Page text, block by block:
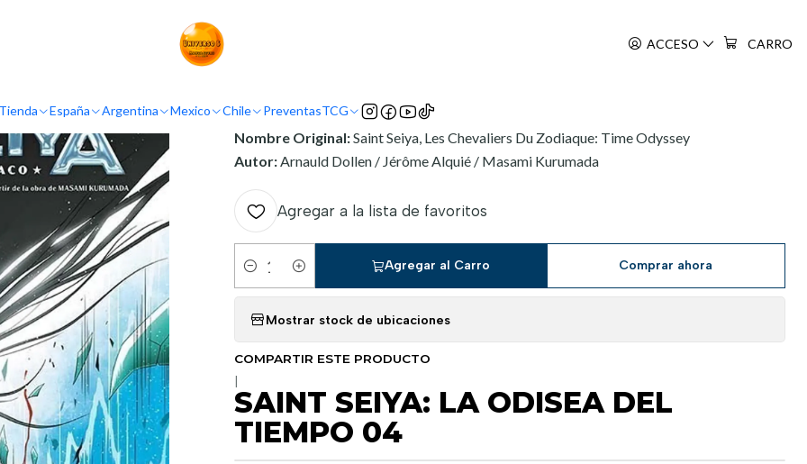
ACCESO CARRO
Tienda España Argentina Mexico Chile PreventasTCG
Nombre Original:Saint Seiya, Les Chevaliers Du Zodiaque: Time Odyssey
Autor:Arnauld Dollen / Jérôme Alquié / Masami Kurumada
Agregar a la lista de favoritos
Cantidad
Agregar al Carro Comprar ahora
Mostrar stock de ubicaciones
COMPARTIR ESTE PRODUCTO
SAINT SEIYA: LA ODISEA DEL
TIEMPO 04